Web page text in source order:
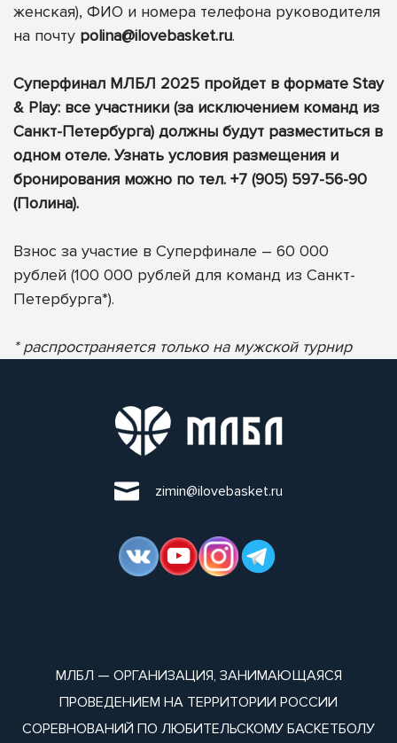
женская), ФИО и номера телефона руководителя
на почту polina@ilovebasket.ru.
Суперфинал МЛБЛ 2025 пройдет в формате Stay
& Play: все участники (за исключением команд из
Санкт-Петербурга) должны будут разместиться в
одном отеле. Узнать условия размещения и
бронирования можно по тел. +7 (905) 597-56-90
(Полина).
Взнос за участие в Суперфинале – 60 000
рублей (100 000 рублей для команд из Санкт-
Петербурга*).
* распространяется только на мужской турнир
zimin@ilovebasket.ru
МЛБЛ — ОРГАНИЗАЦИЯ, ЗАНИМАЮЩАЯСЯ
ПРОВЕДЕНИЕМ НА ТЕРРИТОРИИ РОССИИ
СОРЕВНОВАНИЙ ПО ЛЮБИТЕЛЬСКОМУ БАСКЕТБОЛУ